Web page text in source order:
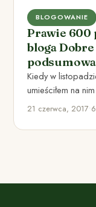
BLOGOWANIE
Prawie 600
bloga Dobre
Kiedy w
umieściłem na
że…
21 czerwca, 2017•